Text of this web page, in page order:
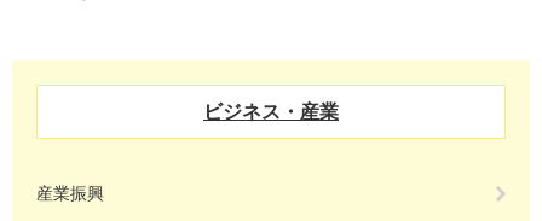
ビジネス・産業
産業振興